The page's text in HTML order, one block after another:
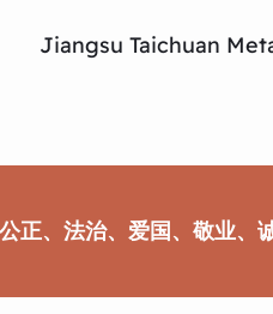
Jiangsu Taichuan
正、法治、爱国、敬业、